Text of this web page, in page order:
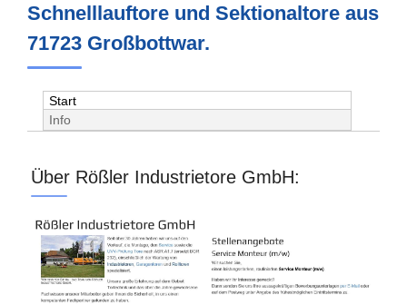
Schnelllauftore und Sektionaltore aus
71723 Großbottwar.
Start
Info
Über Rößler Industrietore GmbH: